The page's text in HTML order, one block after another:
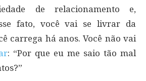
de relacionamento e,
fato, você vai se livrar da
carrega há anos. Você não vai
: “Por que eu me saio tão mal